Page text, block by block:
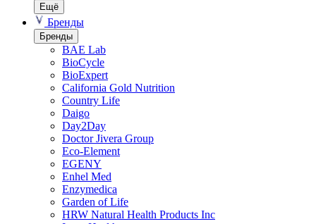
Ещё
Бренды
Бренды
BAE Lab
BioCycle
BioExpert
California Gold Nutrition
Country Life
Daigo
Day2Day
Doctor Jivera Group
Eco-Element
EGENY
Enhel Med
Enzymedica
Garden of Life
HRW Natural Health Products Inc